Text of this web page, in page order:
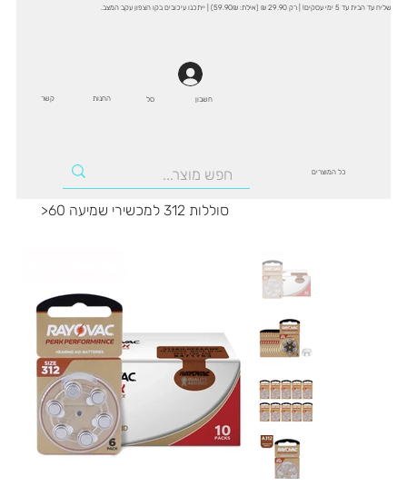
שליח עד הבית עד 5 ימי עסקים! | רק 29.90 ₪ (אילת: 59.90₪) | ייתכנו עיכובים בקו הצפון עקב המצב.
חשבון סל קשר החנות
כל המוצרים
> 60 סוללות 312 למכשירי שמיעה